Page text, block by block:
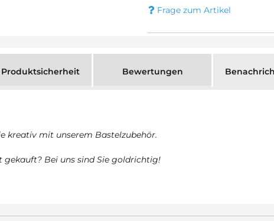
Frage zum Artikel
Bewertungen
kreativ mit unserem Bastelzubehör.
gekauft? Bei uns sind Sie goldrichtig!